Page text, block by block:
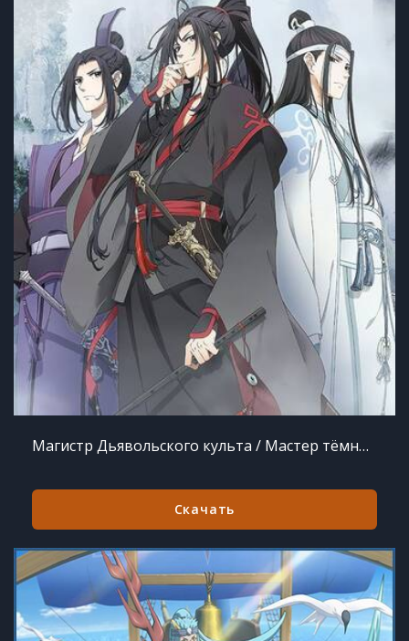
Магистр Дьявольского культа / Мастер тёмного пути 1 сезон 15 серия из 15
Скачать